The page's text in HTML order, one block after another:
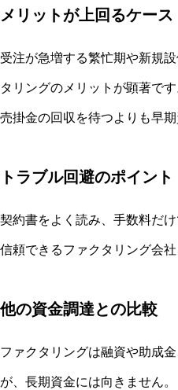
メリットが上回るケース
受注が急増する繁忙期や新規
タリングのメリットが顕著です
売掛金の回収を待つよりも早
トラブル回避のポイント
契約書をよく読み、手数料だ
信頼できるファクタリング会
他の資金調達との比較
ファクタリングは融資や助成
が、長期資金には向きません。